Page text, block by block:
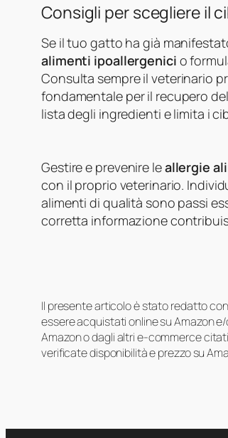
Consigli per scegliere il
Se il tuo gatto ha già
alimenti ipoallergenici o
Consulta sempre il veterinario
fondamentale per il recupero
lista degli ingredienti e limita i
Gestire e prevenire leallergie
con il proprio veterinario.
alimenti di qualità sono passi
corretta informazione
Il presente articolo è stato redatto
essere acquistati online su Amazon
Amazon o dagli altri e-commerce
verificate disponibilità e prezzo su